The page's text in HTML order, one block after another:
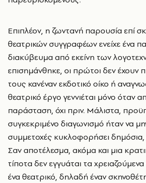
Επιπλέον, η ζωντανή παρουσία επί
θεατρικών συγγραφέων ενείχε ένα
διακύβευμα από εκείνη των
επισημάνθηκε, οι πρώτοι δεν έχουν
τους κανέναν εκδοτικό οίκο ή
θεατρικό έργο γεννιέται μόνο όταν
παράσταση, όχι πριν. Μάλιστα,
συγκεκριμένο διαγωνισμό ήταν να
συμμετοχές κυκλοφορήσει δημόσια,
Σαν αποτέλεσμα, ακόμα και μια
τίποτα δεν εγγυάται τα χρειαζούμενα
ένα θεατρικό, δηλαδή έναν